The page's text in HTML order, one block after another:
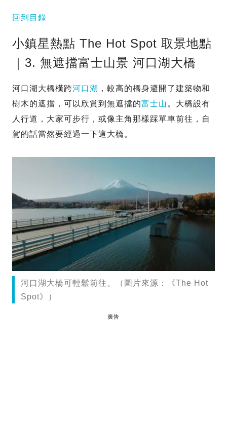
回到目錄
小鎮星熱點 The Hot Spot 取景地點
｜3. 無遮擋富士山景 河口湖大橋
河口湖大橋橫跨河口湖 ，較高的橋身避開了建築物和
樹木的遮擋，可以欣賞到無遮擋的富士山。大橋設有
人行道，大家可步行，或像主角那樣踩單車前往，自
駕的話當然要經過一下這大橋。
河口湖大橋可輕鬆前往。（圖片來源：《The Hot
Spot》）
廣告